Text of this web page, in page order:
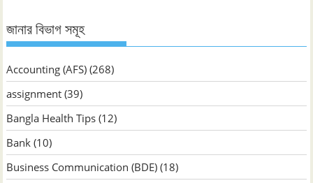
জানার বিভাগ সমূহ
Accounting (AFS) (268)
assignment (39)
Bangla Health Tips (12)
Bank (10)
Business Communication (BDE) (18)